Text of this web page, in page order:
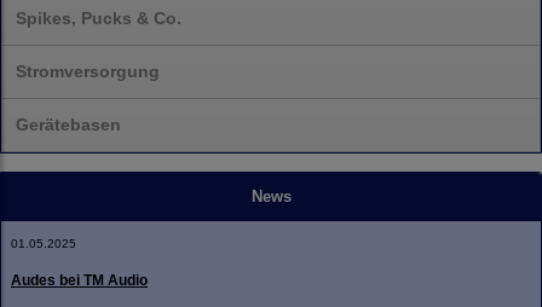
Spikes, Pucks & Co.
Stromversorgung
Gerätebasen
News
01.05.2025
Audes bei TM Audio